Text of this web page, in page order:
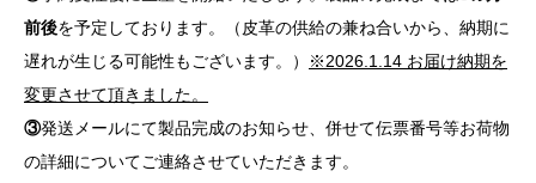
前後を予定しております。（皮革の供給の兼ね合いから、納期に
遅れが生じる可能性もございます。）
※2026.1.14 お届け納期を
変更させて頂きました。
③発送メールにて製品完成のお知らせ、併せて伝票番号等お荷物
の詳細についてご連絡させていただきます。